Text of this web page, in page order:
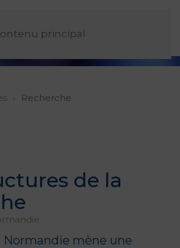
principal
Recherche
de la
Normandie mène une